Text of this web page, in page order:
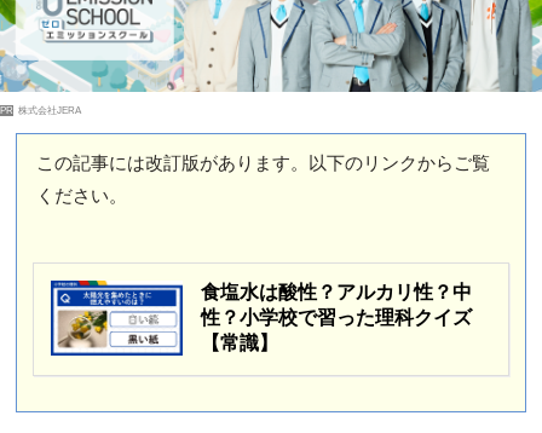
PR 株式会社JERA
この記事には改訂版があります。以下のリンクからご覧
ください。
食塩水は酸性？アルカリ性？中
性？小学校で習った理科クイズ
【常識】